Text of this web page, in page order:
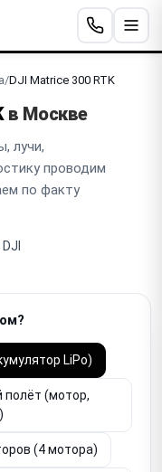
/DJI Matrice 300 RTK
в Москве
лучи,
проводим
по факту
LiPo)
полёт (мотор,
(4 мотора)